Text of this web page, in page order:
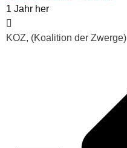
1 Jahr her
KOZ, (Koalition der Zwerge)